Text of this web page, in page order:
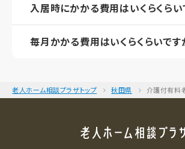
入居時にかかる費用はいくらくらい
毎月かかる費用はいくらくらいです
老人ホーム相談プラザトップ 秋田県 介護付有料